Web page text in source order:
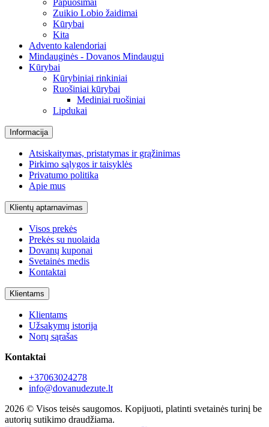
Zuikio Lobio žaidimai
Kūrybai
Kita
Advento kalendoriai
Mindauginės - Dovanos Mindaugui
Kūrybai
Kūrybiniai rinkiniai
Ruošiniai kūrybai
Mediniai ruošiniai
Lipdukai
Informacija
Atsiskaitymas, pristatymas ir grąžinimas
Pirkimo sąlygos ir taisyklės
Privatumo politika
Apie mus
Klientų aptarnavimas
Visos prekės
Prekės su nuolaida
Dovanų kuponai
Svetainės medis
Kontaktai
Klientams
Klientams
Užsakymų istorija
Norų sąrašas
Kontaktai
+37063024278
info@dovanudezute.lt
2026 © Visos teisės saugomos. Kopijuoti, platinti svetainės turinį be
autorių sutikimo draudžiama.